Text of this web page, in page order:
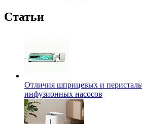
Статьи
Отличия шприцевых и
инфузионных насосов